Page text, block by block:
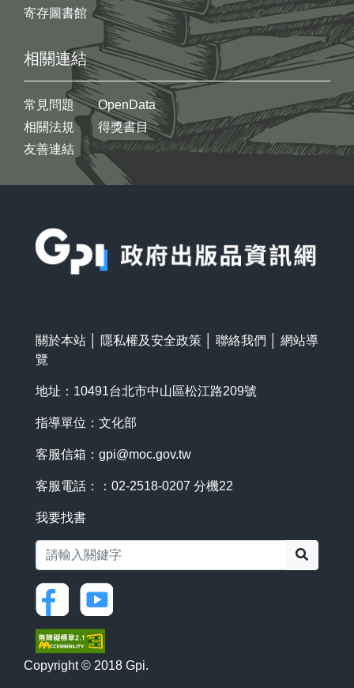
寄存圖書館
相關連結
常見問題
相關法規
友善連結
OpenData
得獎書目
關於本站 隱私權及安全政策 聯絡我們
網站導
覽
地址：10491台北市中山區松江路209號
指導單位：文化部
客服信箱： gpi@moc.gov.tw
客服電話：：02-2518-0207 分機22
我要找書
Copyright © 2018 Gpi.